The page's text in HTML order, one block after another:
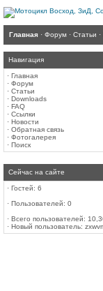
Главная · Форум · Статьи ·
Навигация
· Главная
· Форум
· Статьи
· Downloads
· FAQ
· Ссылки
· Новости
· Обратная связь
· Фотогалерея
· Поиск
Сейчас на сайте
· Гостей: 6
· Пользователей: 0
· Всего пользователей:
· Новый пользователь: